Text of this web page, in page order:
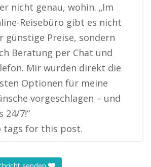
nicht genau, wohin. „Im
Reisebüro gibt es nicht
günstige Preise, sondern
Beratung per Chat und
Mir wurden direkt die
Optionen für meine
vorgeschlagen – und
24/7!“
tags for this post.